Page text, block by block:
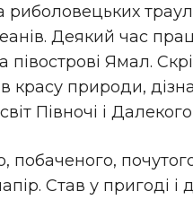
Деякий час
Ямал.
красу природи,
Півночі і
побаченого,
Став у пригоді і